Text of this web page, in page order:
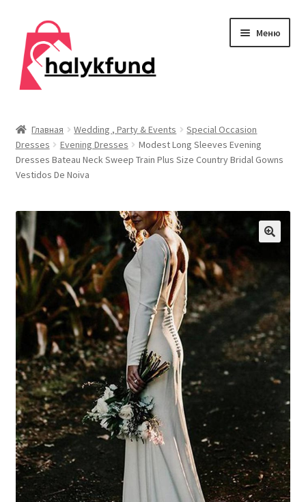
Перейти
навигации
Перейти
содержимому
Меню
Главная
Контакты
Дом и сад
Одежда
меню
Публикации
Главная Wedding , Party & Events
Special Occasion
Dresses
Evening Dresses
Modest Long Sleeves Evening
Dresses Bateau Neck Sweep Train Plus Size Country Bridal Gowns
Vestidos De Noiva